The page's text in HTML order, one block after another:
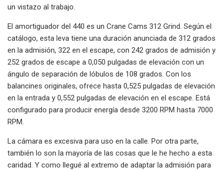
un vistazo al trabajo.
El amortiguador del 440 es un Crane Cams 312 Grind. Según el
catálogo, esta leva tiene una duración anunciada de 312 grados
en la admisión, 322 en el escape, con 242 grados de admisión y
252 grados de escape a 0,050 pulgadas de elevación con un
ángulo de separación de lóbulos de 108 grados. Con los
balancines originales, ofrece hasta 0,525 pulgadas de elevación
en la entrada y 0,552 pulgadas de elevación en el escape. Está
configurado para producir energía desde 3200 RPM hasta 7000
RPM.
La cámara es excesiva para uso en la calle. Por otra parte,
también lo son la mayoría de las cosas que le he hecho a esta
caridad. Y como llegué al extremo de adaptar la admisión para